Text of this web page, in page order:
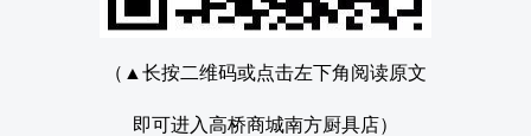
（▲长按二维码或点击左下角阅读原文
即可进入高桥商城南方厨具店）